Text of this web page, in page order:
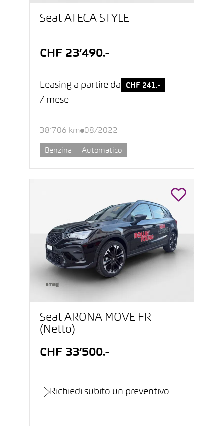
Seat ATECA STYLE
CHF 23’490.-
Leasing a partire da CHF 241.-
/ mese
38’706 km 08/2022
Benzina Automatico
Seat ARONA MOVE FR
(Netto)
CHF 33’500.-
Richiedi subito un preventivo